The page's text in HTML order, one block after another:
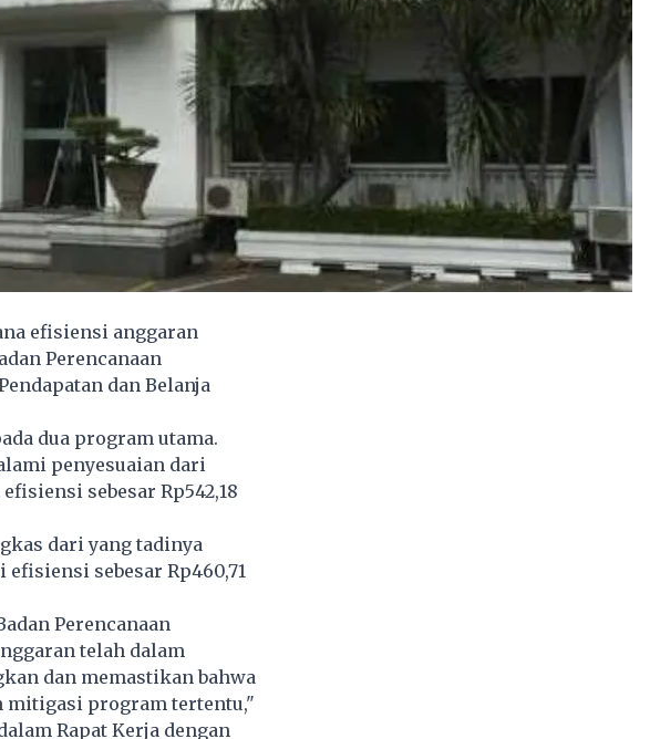
efisiensi anggaran
Perencanaan
dan Belanja
dua program utama.
penyesuaian dari
sebesar Rp542,18
dari yang tadinya
sebesar Rp460,71
Perencanaan
telah dalam
dan memastikan bahwa
mitigasi program tertentu,"
Rapat Kerja dengan